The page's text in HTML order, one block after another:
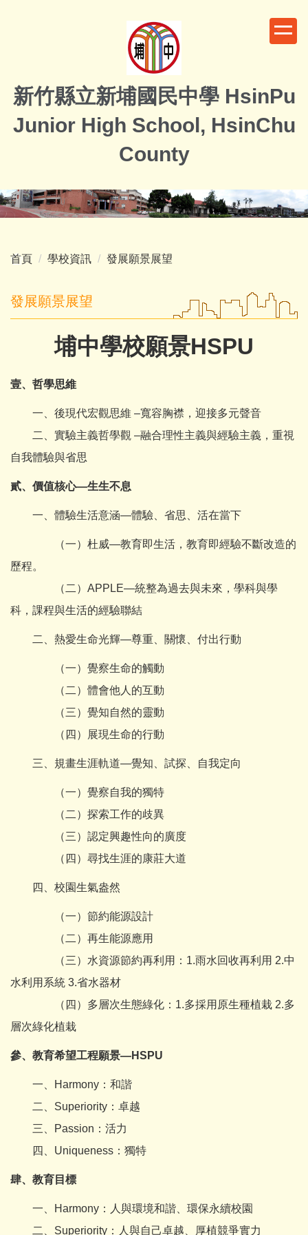
容新竹縣立新埔國民中學 HsinPu
Junior High School, HsinChu
County
首頁 學校資訊 發展願景展望
發展願景展望
埔中學校願景HSPU
壹、哲學思維
一、後現代宏觀思維 –寬容胸襟，迎接多元聲音
二、實驗主義哲學觀 –融合理性主義與經驗主義，重視
自我體驗與省思
貳、價值核心—生生不息
一、體驗生活意涵—體驗、省思、活在當下
（一）杜威—教育即生活，教育即經驗不斷改造的
歷程。
（二）APPLE—統整為過去與未來，學科與學
科，課程與生活的經驗聯結
二、熱愛生命光輝—尊重、關懷、付出行動
（一）覺察生命的觸動
（二）體會他人的互動
（三）覺知自然的靈動
（四）展現生命的行動
三、規畫生涯軌道—覺知、試探、自我定向
（一）覺察自我的獨特
（二）探索工作的歧異
（三）認定興趣性向的廣度
（四）尋找生涯的康莊大道
四、校園生氣盎然
（一）節約能源設計
（二）再生能源應用
（三）水資源節約再利用：1.雨水回收再利用 2.中
水利用系統 3.省水器材
（四）多層次生態綠化：1.多採用原生種植栽 2.多
層次綠化植栽
參、教育希望工程願景—HSPU
一、Harmony：和諧
二、Superiority：卓越
三、Passion：活力
四、Uniqueness：獨特
肆、教育目標
一、Harmony：人與環境和諧、環保永續校園
二、Superiority：人與自己卓越、厚植競爭實力